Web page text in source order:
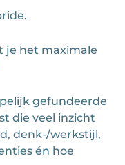
je het maximale
gefundeerde
die veel inzicht
denk-/werkstijl,
én hoe